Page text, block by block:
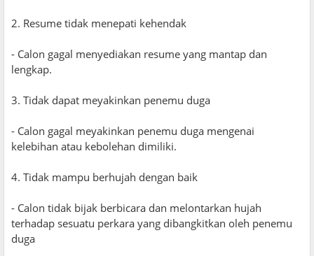
2. Resume tidak menepati kehendak
- Calon gagal menyediakan resume yang mantap dan
lengkap.
3. Tidak dapat meyakinkan penemu duga
- Calon gagal meyakinkan penemu duga mengenai
kelebihan atau kebolehan dimiliki.
4. Tidak mampu berhujah dengan baik
- Calon tidak bijak berbicara dan melontarkan hujah
terhadap sesuatu perkara yang dibangkitkan oleh penemu
duga